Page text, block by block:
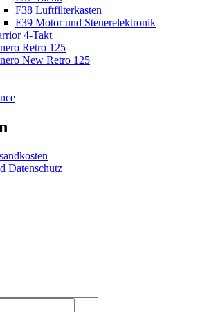
F38 Luftfilterkasten
F39 Motor und Steuerelektronik
4-Takt
Retro 125
New Retro 125
Datenschutz